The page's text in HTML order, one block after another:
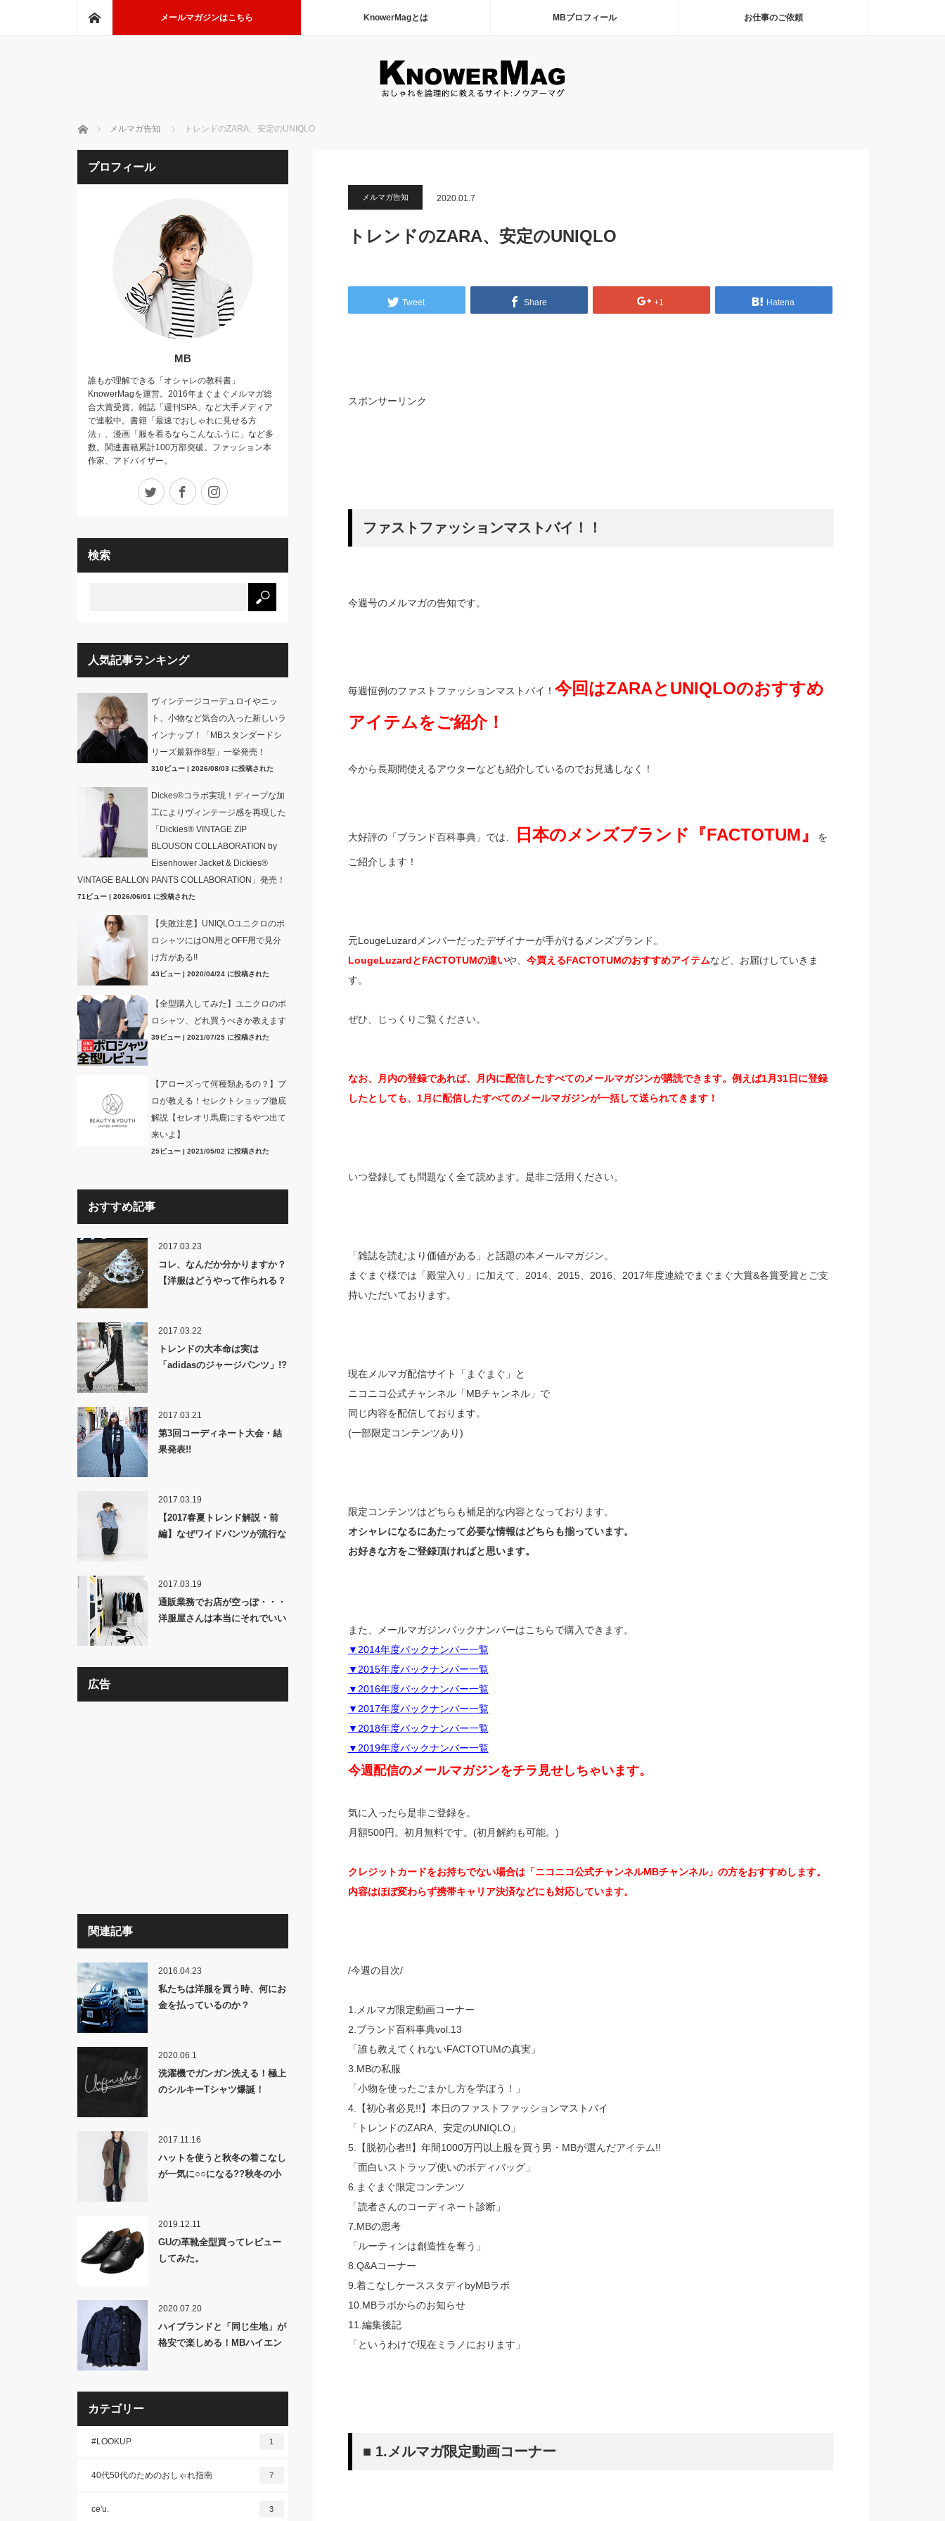
メールマガジンはこちら KnowerMagとは MBプロフィール お仕事のご依頼
ホーム メルマガ告知 トレンドのZARA、安定のUNIQLO
メルマガ告知 2020.01.7
トレンドのZARA、安定のUNIQLO
Tweet Share +1 Hatena
スポンサーリンク
ファストファッションマストバイ！！
今週号のメルマガの告知です。
毎週恒例のファストファッションマストバイ！ 今回はZARAとUNIQLOのおすすめ
アイテムをご紹介！
今から長期間使えるアウターなども紹介しているのでお見逃しなく！
大好評の「ブランド百科事典」では、 日本のメンズブランド『FACTOTUM』 を
ご紹介します！
元LougeLuzardメンバーだったデザイナーが手がけるメンズブランド。
LougeLuzardとFACTOTUMの違いや、 今買えるFACTOTUMのおすすめアイテムなど、お届けしていきま
す。
ぜひ、じっくりご覧ください。
なお、月内の登録であれば、月内に配信したすべてのメールマガジンが購読できます。例えば1月31日に登録
したとしても、1月に配信したすべてのメールマガジンが一括して送られてきます！
いつ登録しても問題なく全て読めます。是非ご活用ください。
「雑誌を読むより価値がある」と話題の本メールマガジン。
まぐまぐ様では「殿堂入り」に加えて、2014、2015、2016、2017年度連続でまぐまぐ大賞&各賞受賞とご支
持いただいております。
現在メルマガ配信サイト「まぐまぐ」と
ニコニコ公式チャンネル「MBチャンネル」で
同じ内容を配信しております。
(一部限定コンテンツあり)
限定コンテンツはどちらも補足的な内容となっております。
オシャレになるにあたって必要な情報はどちらも揃っています。
お好きな方をご登録頂ければと思います。
また、メールマガジンバックナンバーはこちらで購入できます。
▼2014年度バックナンバー一覧
▼2015年度バックナンバー一覧
▼2016年度バックナンバー一覧
▼2017年度バックナンバー一覧
▼2018年度バックナンバー一覧
▼2019年度バックナンバー一覧
今週配信のメールマガジンをチラ見せしちゃいます。
気に入ったら是非ご登録を。
月額500円。初月無料です。(初月解約も可能。)
クレジットカードをお持ちでない場合は「ニコニコ公式チャンネルMBチャンネル」の方をおすすめします。
内容はほぼ変わらず携帯キャリア決済などにも対応しています。
/今週の目次/
1.メルマガ限定動画コーナー
2.ブランド百科事典vol.13
「誰も教えてくれないFACTOTUMの真実」
3.MBの私服
「小物を使ったごまかし方を学ぼう！」
4.【初心者必見!!】本日のファストファッションマストバイ
「トレンドのZARA、安定のUNIQLO」
5.【脱初心者!!】年間1000万円以上服を買う男・MBが選んだアイテム!!
「面白いストラップ使いのボディバッグ」
6.まぐまぐ限定コンテンツ
「読者さんのコーディネート診断」
7.MBの思考
「ルーティンは創造性を奪う」
8.Q&Aコーナー
9.着こなしケーススタディbyMBラボ
10.MBラボからのお知らせ
11.編集後記
「というわけで現在ミラノにおります」
■ 1.メルマガ限定動画コーナー
プロフィール
MB
誰もが理解できる「オシャレの教科書」
KnowerMagを運営。2016年まぐまぐメルマガ総
合大賞受賞。雑誌「週刊SPA」など大手メディア
で連載中。書籍「最速でおしゃれに見せる方
法」、漫画「服を着るならこんなふうに」など多
数。関連書籍累計100万部突破。ファッション本
作家、アドバイザー。
Twitter Facebook
検索
人気記事ランキング
ヴィンテージコーデュロイやニッ
ト、小物など気合の入った新しいラ
インナップ！「MBスタンダードシ
リーズ最新作8型」一挙発売！
310ビュー| 2026/08/03 に投稿された
Dickes®コラボ実現！ディープな加
工によりヴィンテージ感を再現した
「Dickies® VINTAGE ZIP
BLOUSON COLLABORATION by
Eisenhower Jacket & Dickies®
VINTAGE BALLON PANTS COLLABORATION」発売！
71ビュー| 2026/06/01 に投稿された
【失敗注意】UNIQLOユニクロのポ
ロシャツにはON用とOFF用で見分
け方がある!!
43ビュー| 2020/04/24 に投稿された
【全型購入してみた】ユニクロのポ
ロシャツ、どれ買うべきか教えます
39ビュー| 2021/07/25 に投稿された
【アローズって何種類あるの？】プ
ロが教える！セレクトショップ徹底
解説【セレオリ馬鹿にするやつ出て
来いよ】
25ビュー| 2021/05/02 に投稿された
おすすめ記事
2017.03.23
コレ、なんだか分かりますか？
【洋服はどうやって作られる？
2017.03.22
トレンドの大本命は実は
「adidasのジャージパンツ」!?
2017.03.21
第3回コーディネート大会・結
果発表!!
2017.03.19
【2017春夏トレンド解説・前
編】なぜワイドパンツが流行な
2017.03.19
通販業務でお店が空っぽ・・・
洋服屋さんは本当にそれでいい
広告
関連記事
2016.04.23
私たちは洋服を買う時、何にお
金を払っているのか？
2020.06.1
洗濯機でガンガン洗える！極上
のシルキーTシャツ爆誕！
2017.11.16
ハットを使うと秋冬の着こなし
が一気に○○になる??秋冬の小
2019.12.11
GUの革靴全型買ってレビュー
してみた。
2020.07.20
ハイブランドと「同じ生地」が
格安で楽しめる！MBハイエン
カテゴリー
#LOOKUP 1
40代50代のためのおしゃれ指南 7
ce'u. 3